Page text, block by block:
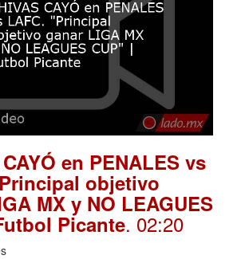
en PENALES vs
objetivo
MX y NO LEAGUES
Picante. 02:20